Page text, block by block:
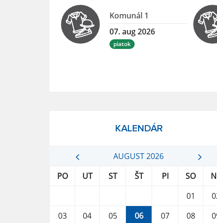
Komunál 1
07. aug 2026
piatok
KALENDÁR
AUGUST 2026
PO
UT ST ŠT PI SO
01
03
04 05 06 07 08